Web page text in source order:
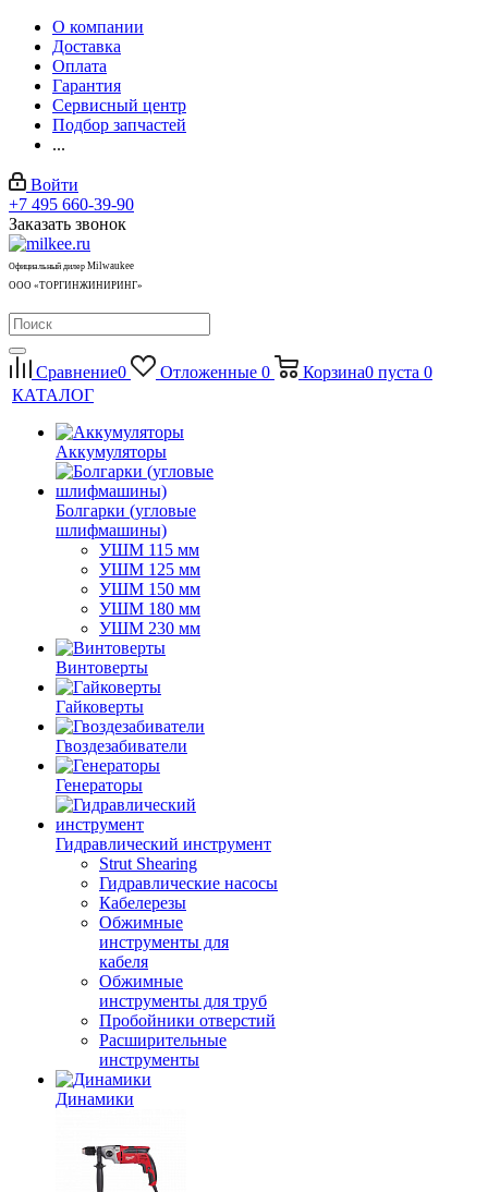
О компании
Доставка
Оплата
Гарантия
Сервисный центр
Подбор запчастей
...
Войти
+7 495 660-39-90
Заказать звонок
Официальный дилер Milwaukee
ООО «ТОРГИНЖИНИРИНГ»
Сравнение0 Отложенные 0 Корзина0 пуста 0
КАТАЛОГ
Аккумуляторы
Болгарки (угловые
шлифмашины)
УШМ 115 мм
УШМ 125 мм
УШМ 150 мм
УШМ 180 мм
УШМ 230 мм
Винтоверты
Гайковерты
Гвоздезабиватели
Генераторы
Гидравлический инструмент
Strut Shearing
Гидравлические насосы
Кабелерезы
Обжимные
инструменты для
кабеля
Обжимные
инструменты для труб
Пробойники отверстий
Расширительные
инструменты
Динамики